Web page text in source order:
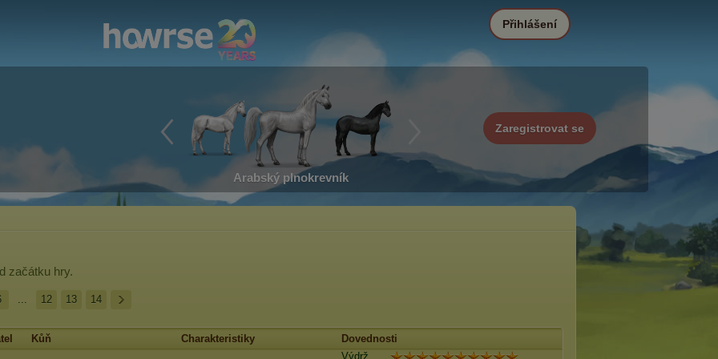
Arabský plnokrevník
Zaregistrovat se
Přihlášení
začátku hry.
... 12 13 14
Kůň Charakteristiky Dovednosti
Výdrž